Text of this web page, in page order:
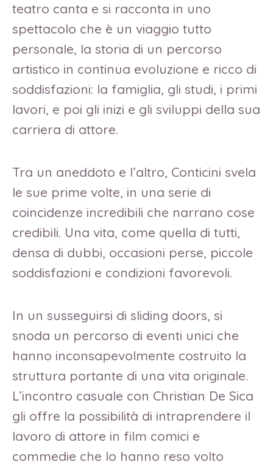
teatro canta e si racconta in uno
spettacolo che è un viaggio tutto
personale, la storia di un percorso
artistico in continua evoluzione e ricco di
soddisfazioni: la famiglia, gli studi, i primi
lavori, e poi gli inizi e gli sviluppi della sua
carriera di attore.
Tra un aneddoto e l’altro, Conticini svela
le sue prime volte, in una serie di
coincidenze incredibili che narrano cose
credibili. Una vita, come quella di tutti,
densa di dubbi, occasioni perse, piccole
soddisfazioni e condizioni favorevoli.
In un susseguirsi di sliding doors, si
snoda un percorso di eventi unici che
hanno inconsapevolmente costruito la
struttura portante di una vita originale.
L’incontro casuale con Christian De Sica
gli offre la possibilità di intraprendere il
lavoro di attore in film comici e
commedie che lo hanno reso volto